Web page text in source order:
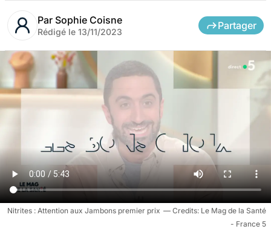
Par Sophie Coisne
Rédigé le 13/11/2023
Partager
Nitrites : Attention aux Jambons premier prix
Le Mag de la Santé
- France 5